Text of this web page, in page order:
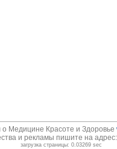
Медицине Красоте и Здоровье
и рекламы пишите на
загрузка страницы: 0.03269 sec